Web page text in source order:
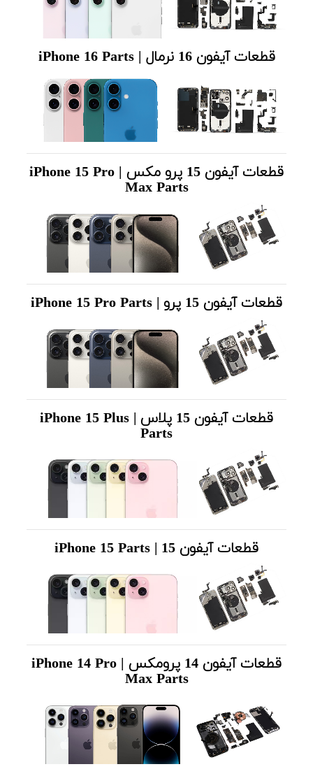
قطعات آیفون 16 نرمال | iPhone 16 Parts
قطعات آیفون 15 پرو مکس | iPhone 15 Pro
Max Parts
قطعات آیفون 15 پرو | iPhone 15 Pro Parts
قطعات آیفون 15 پلاس | iPhone 15 Plus
Parts
قطعات آیفون 15 | iPhone 15 Parts
قطعات آیفون 14 پرومکس | iPhone 14 Pro
Max Parts